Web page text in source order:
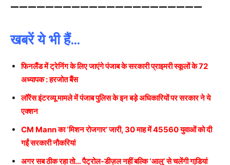
——————————————————————
खबरें ये भी हैं…
फिनलैंड में ट्रेनिंग के लिए जाएंगे पंजाब के सरकारी प्राइमरी स्कूलों के 72
अध्यापक : हरजोत बैंस
लॉरेंस इंटरव्यू मामले में पंजाब पुलिस के इन बड़े अधिकारियों पर सरकार ने ये
एक्शन
CM Mann का ‘मिशन रोजगार’ जारी, 30 माह में 45560 युवाओं को दी
गईं सरकारी नौकरियां
अगर सब ठीक रहा तो… पैट्रोल-डीज़ल नहीं बल्कि ‘आलु’ से चलेंगी गाडि़यां